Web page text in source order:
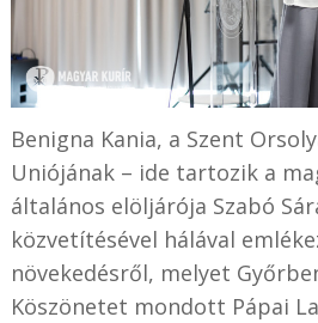
Benigna Kania, a Szent
Uniójának – ide tartozik a
általános elöljárója Szabó
közvetítésével hálával
növekedésről, melyet
Köszönetet mondott Pápai